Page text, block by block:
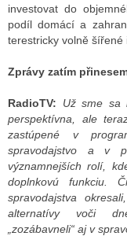
TELEVIZE
TELEVIZÍ
VYSÍLAČE
INTERNET
RÁDIA
STRÁNKY RÁDIÍ
investovat do
podíl domácí a
terestricky volně šířené
Zprávy zatím
RadioTV:
Už sme sa
perspektívna, ale
zastúpené v
spravodajstvo a v
významnejších rolí,
doplnkovú funkciu.
spravodajstva
alternatívy voči
„zozábavneli“ aj v